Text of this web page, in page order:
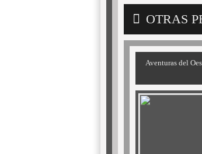
OTRAS
Aventuras del